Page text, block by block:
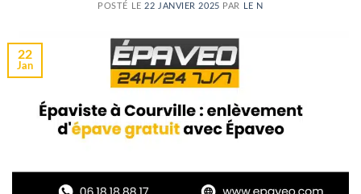
POSTÉ LE 22 JANVIER 2025 PAR LE N
22
Jan